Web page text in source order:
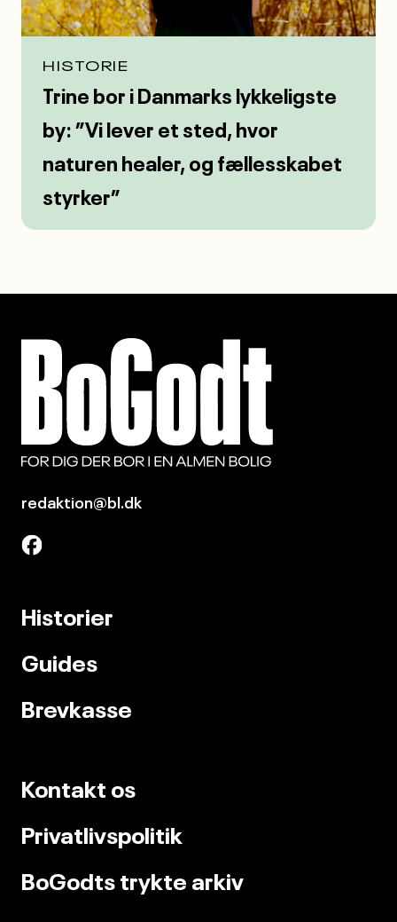
redaktion@bl.dk
Historier
Guides
Brevkasse
Kontakt os
Privatlivspolitik
BoGodts trykte arkiv